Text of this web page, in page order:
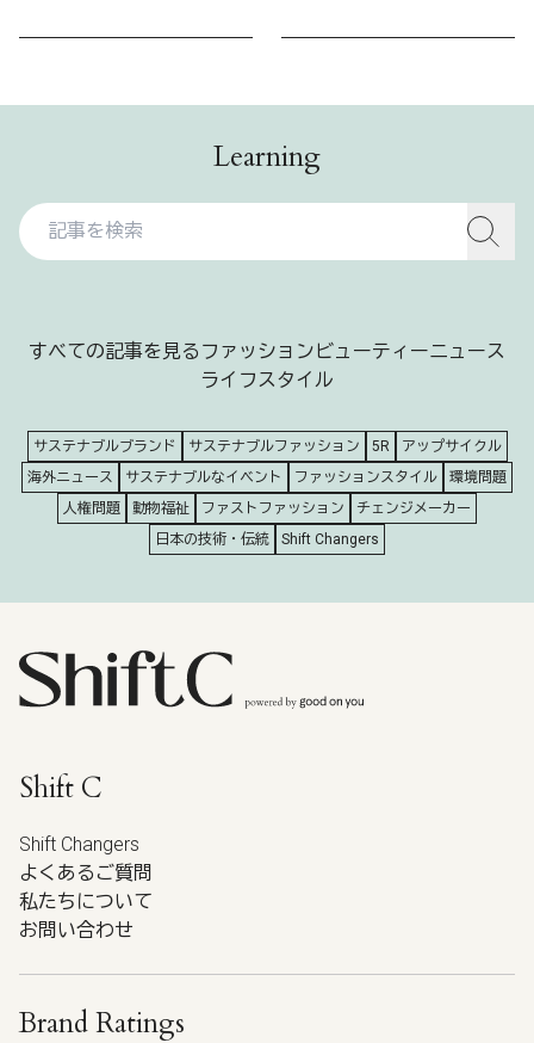
Learning
すべての記事を見る ファッションビューティーニュース
ライフスタイル
サステナブルブランド サステナブルファッション 5R
アップサイクル
海外ニュース
サステナブルなイベント ファッションスタイル
環境問題
人権問題
動物福祉 ファストファッション
チェンジメーカー
日本の技術・伝統
Shift Changers
Shift C
Shift Changers
よくあるご質問
私たちについて
お問い合わせ
Brand Ratings